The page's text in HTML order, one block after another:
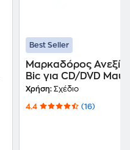
Best Seller
Μαρκαδόρος
Bic για CD/DVD
mm
Χρήση: Σχέδιο
4.4 (16)